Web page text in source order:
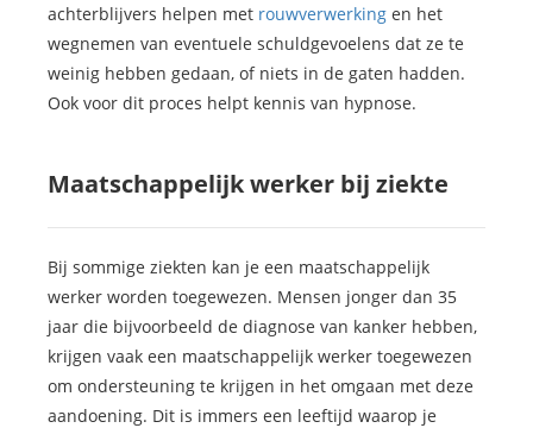
achterblijvers helpen met rouwverwerking en het
wegnemen van eventuele schuldgevoelens dat ze te
weinig hebben gedaan, of niets in de gaten hadden.
Ook voor dit proces helpt kennis van hypnose.
Maatschappelijk werker bij ziekte
Bij sommige ziekten kan je een maatschappelijk
werker worden toegewezen. Mensen jonger dan 35
jaar die bijvoorbeeld de diagnose van kanker hebben,
krijgen vaak een maatschappelijk werker toegewezen
om ondersteuning te krijgen in het omgaan met deze
aandoening. Dit is immers een leeftijd waarop je